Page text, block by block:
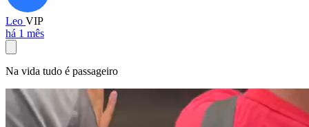
Leo VIP
há 1 mês
Na vida tudo é passageiro